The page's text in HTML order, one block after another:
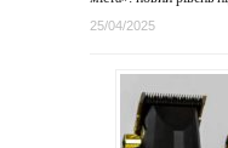
25/04/2025